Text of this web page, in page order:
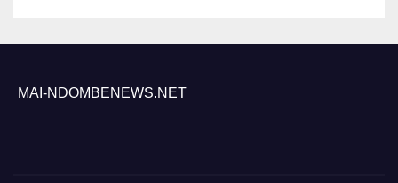
MAI-NDOMBENEWS.NET